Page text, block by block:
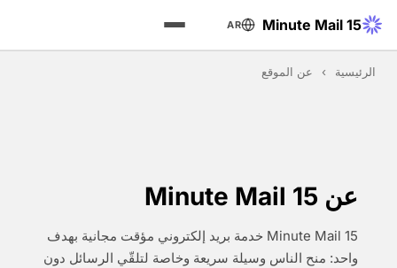
15 Minute Mail
AR
الرئيسية › عن الموقع
عن 15 Minute Mail
15 Minute Mail خدمة بريد إلكتروني مؤقت مجانية بهدف
واحد: منح الناس وسيلة سريعة وخاصة لتلقّي الرسائل دون